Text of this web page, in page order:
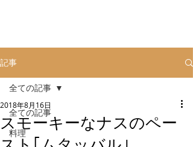
記事
全ての記事
料理
全ての記事
スモーキーなナスのペー
2018年8月16日